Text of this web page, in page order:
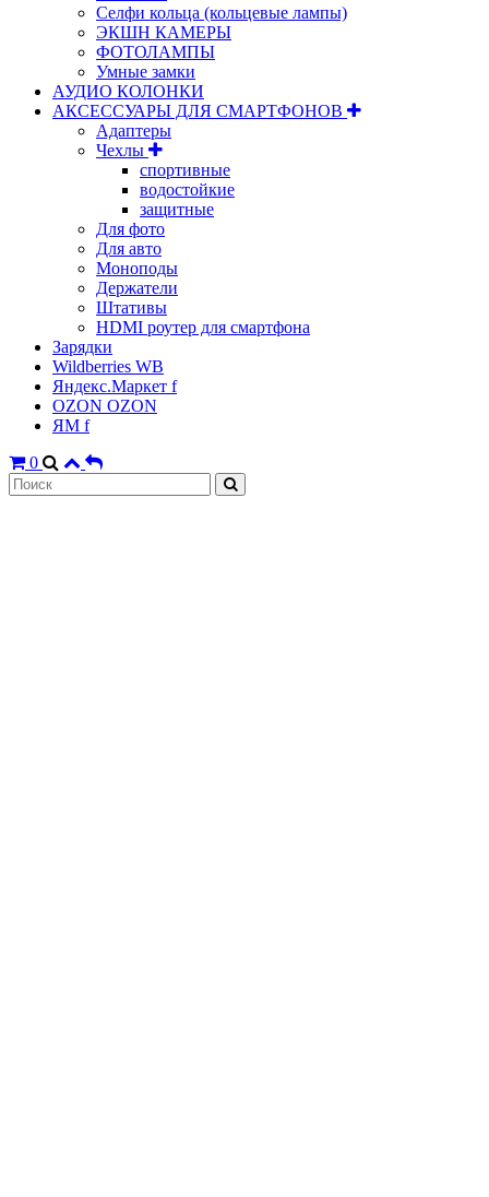
Селфи кольца (кольцевые лампы)
ЭКШН КАМЕРЫ
ФОТОЛАМПЫ
Умные замки
АУДИО КОЛОНКИ
АКСЕССУАРЫ ДЛЯ СМАРТФОНОВ
Адаптеры
Чехлы
спортивные
водостойкие
защитные
Для фото
Для авто
Моноподы
Держатели
Штативы
HDMI роутер для смартфона
Зарядки
Wildberries WB
Яндекс.Маркет f
OZON OZON
ЯМ f
0